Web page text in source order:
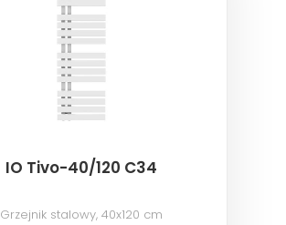
IO Tivo-40/120 C34
Grzejnik stalowy, 40x120 cm